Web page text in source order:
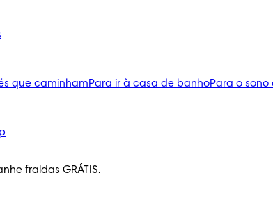
que caminhamPara ir à casa de banhoPara o
fraldas GRÁTIS.